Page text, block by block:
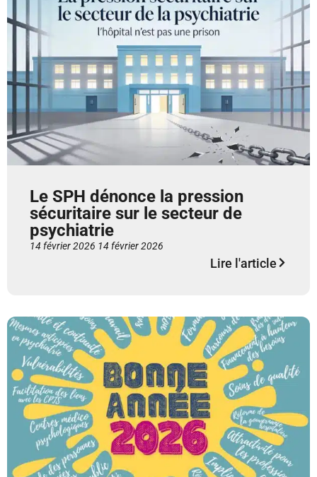
Le SPH dénonce la pression
sécuritaire sur le secteur de
psychiatrie
14 février 2026 14 février 2026
Lire l'article